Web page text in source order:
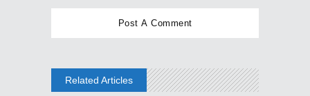
Related Articles